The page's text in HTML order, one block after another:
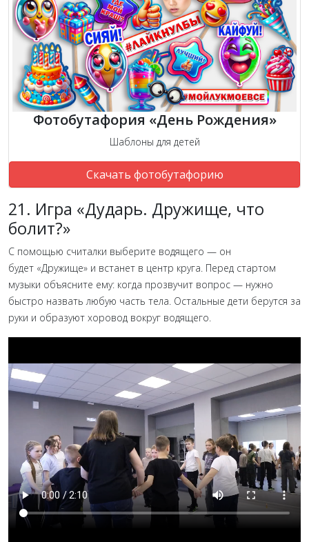
Фотобутафория «День Рождения»
Шаблоны для детей
Скачать фотобутафорию
21. Игра «Дударь. Дружище, что
болит?»
С помощью считалки выберите водящего — он
будет «Дружище» и встанет в центр круга. Перед стартом
музыки объясните ему: когда прозвучит вопрос — нужно
быстро назвать любую часть тела. Остальные дети берутся за
руки и образуют хоровод вокруг водящего.